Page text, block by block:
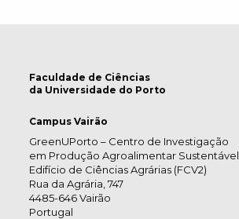
Faculdade de Ciências
da Universidade do Porto
Campus Vairão
GreenUPorto – Centro de Investigação
em Produção Agroalimentar Sustentável
Edifício de Ciências Agrárias (FCV2)
Rua da Agrária, 747
4485-646 Vairão
Portugal